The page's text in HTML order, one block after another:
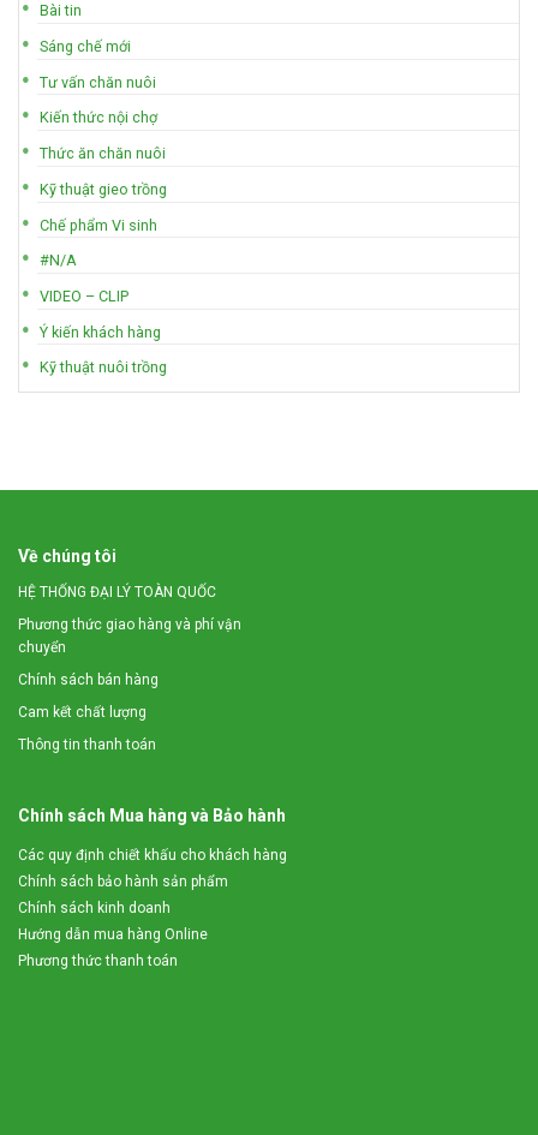
Bài tin
Sáng chế mới
Tư vấn chăn nuôi
Kiến thức nội chợ
Thức ăn chăn nuôi
Kỹ thuật gieo trồng
Chế phẩm Vi sinh
#N/A
VIDEO – CLIP
Ý kiến khách hàng
Kỹ thuật nuôi trồng
Về chúng tôi
HỆ THỐNG ĐẠI LÝ TOÀN QUỐC
Phương thức giao hàng và phí vận
chuyển
Chính sách bán hàng
Cam kết chất lượng
Thông tin thanh toán
Chính sách Mua hàng và Bảo hành
Các quy định chiết khấu cho khách hàng
Chính sách bảo hành sản phẩm
Chính sách kinh doanh
Hướng dẫn mua hàng Online
Phương thức thanh toán